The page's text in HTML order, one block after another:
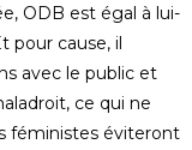
ODB est égal à lui-
pour cause, il
avec le public et
ce qui ne
féministes éviteront